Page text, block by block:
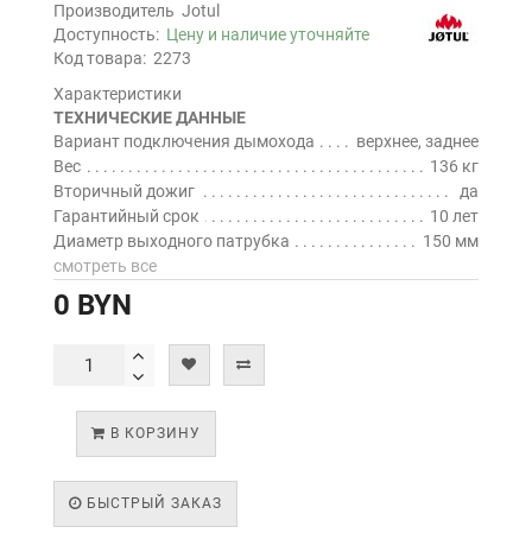
Производитель Jotul
Доступность: Цену и наличие уточняйте
Код товара: 2273
Характеристики
ТЕХНИЧЕСКИЕ ДАННЫЕ
Вариант подключения дымохода
верхнее, заднее
Вес
136 кг
Вторичный дожиг
да
Гарантийный срок
10 лет
Диаметр выходного патрубка
150 мм
смотреть все
0 BYN
В КОРЗИНУ
БЫСТРЫЙ ЗАКАЗ